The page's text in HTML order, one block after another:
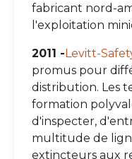
fabricant nord-
l'exploitation
2011 -Levitt-
promus pour
distribution. Les
formation
d'inspecter,
multitude de
extincteurs aux